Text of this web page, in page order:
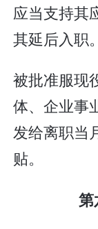
应当支持其
其延后入职。
被批准服现
体、企业事
发给离职当
贴。